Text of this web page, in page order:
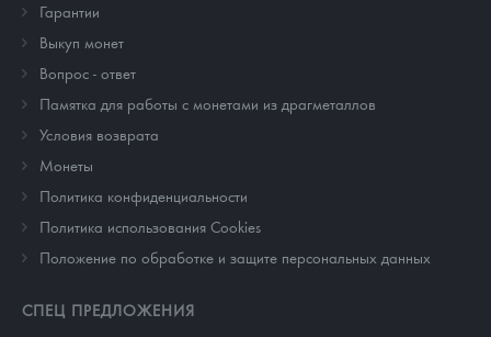
Гарантии
Выкуп монет
Вопрос - ответ
Памятка для работы с монетами из драгметаллов
Условия возврата
Монеты
Политика конфиденциальности
Политика использования Cookies
Положение по обработке и защите персональных данных
СПЕЦ ПРЕДЛОЖЕНИЯ